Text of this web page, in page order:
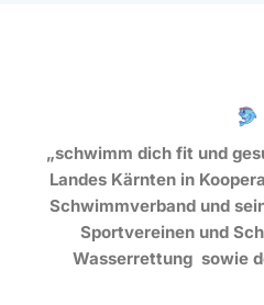
„schwimm dich fit und
Landes Kärnten in
Schwimmverband und
Sportvereinen und
Wasserrettung sowie